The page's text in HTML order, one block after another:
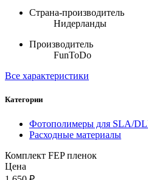
Страна-производитель
Нидерланды
Производитель
FunToDo
Все характеристики
Категории
Фотополимеры для SLA/
Расходные материалы
Комплект FEP пленок
Цена